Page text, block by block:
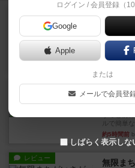
レビュー
ワンラウ
星5軽〜
です。今
約2時間前
レビュー
充実
花火
ずっと前
ルで簡単
約5時間前
レビュー 無限ま
ログイン / 会員登録（10
Google
Apple
または
メールで会員登
しばらく表示しな